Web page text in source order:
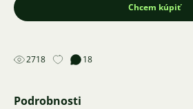
Chcem kúpiť
2718 18
Podrobnosti